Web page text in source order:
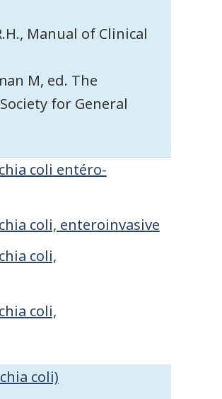
Manual of Clinical
M, ed. The
for General
coli entéro-
coli, enteroinvasive
coli,
coli,
coli)